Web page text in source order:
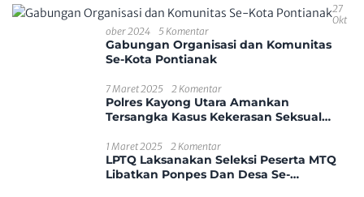
27
Okt
Ober 2024
5 Komentar
Gabungan Organisasi dan Komunitas
Se-Kota Pontianak
7 Maret 2025 2 Komentar
Polres Kayong Utara Amankan
Tersangka Kasus Kekerasan Seksual
1 Maret 2025 2 Komentar
LPTQ Laksanakan Seleksi Peserta MTQ
Libatkan Ponpes Dan Desa Se-